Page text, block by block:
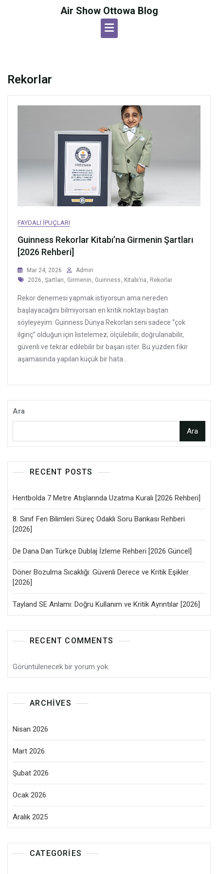
Air Show Ottowa Blog
Rekorlar
FAYDALI İPUÇLARI
Guinness Rekorlar Kitabı’na Girmenin Şartları
[2026 Rehberi]
Mar 24, 2026
Admin
Tags
2026 , Şartları , Girmenin , Guinness , Kitabı’na , Rekorlar
Rekor denemesi yapmak istiyorsun ama nereden
başlayacağını bilmiyorsan en kritik noktayı baştan
söyleyeyim: Guinness Dünya Rekorları seni sadece “çok
ilginç” olduğun için listelemez; ölçülebilir, doğrulanabilir,
güvenli ve tekrar edilebilir bir başarı ister. Bu yüzden fikir
aşamasında yapılan küçük bir hata...
Ara
Ara
RECENT POSTS
Hentbolda 7 Metre Atışlarında Uzatma Kuralı [2026 Rehberi]
8. Sınıf Fen Bilimleri Süreç Odaklı Soru Bankası Rehberi
[2026]
De Dana Dan Türkçe Dublaj İzleme Rehberi [2026 Güncel]
Döner Bozulma Sıcaklığı: Güvenli Derece ve Kritik Eşikler
[2026]
Tayland SE Anlamı: Doğru Kullanım ve Kritik Ayrıntılar [2026]
RECENT COMMENTS
Görüntülenecek bir yorum yok.
ARCHIVES
Nisan 2026
Mart 2026
Şubat 2026
Ocak 2026
Aralık 2025
CATEGORIES